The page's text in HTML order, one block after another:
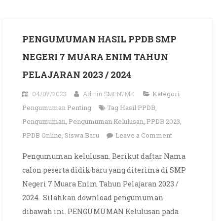
PENGUMUMAN HASIL PPDB SMP
NEGERI 7 MUARA ENIM TAHUN
PELAJARAN 2023 / 2024
04/07/2023 Admin SMPN7ME
Kategori
Pengumuman Penting
Tag Hasil PPDB,
Pengumuman, Pengumuman Kelulusan, PPDB 2023,
PPDB Online, Siswa Baru Leave a Commenton
HASIL
PPDB
SMP
7
Pengumuman kelulusan. Berikut daftar Nama
calon peserta didik baru yang diterima di SMP
Negeri 7 Muara Enim Tahun Pelajaran 2023 /
2024. Silahkan download pengumuman
dibawah ini. PENGUMUMAN Kelulusan pada